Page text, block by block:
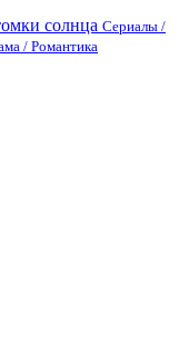
солнца Сериалы /
/ Романтика